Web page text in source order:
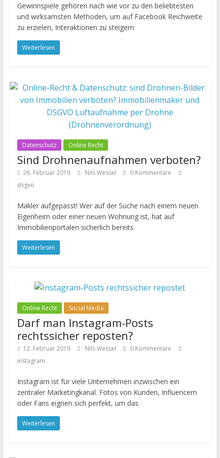
Gewinnspiele gehören nach wie vor zu den beliebtesten
und wirksamsten Methoden, um auf Facebook Reichweite
zu erzielen, Interaktionen zu steigern
Weiterlesen
Datenschutz Online Recht
Sind Drohnenaufnahmen verboten?
26. Februar 2019 Nils Wessel
0 Kommentare
dsgvo
Makler aufgepasst! Wer auf der Suche nach einem neuen
Eigenheim oder einer neuen Wohnung ist, hat auf
Immobilienportalen sicherlich bereits
Weiterlesen
Online Recht Social Media
Darf man Instagram-Posts
rechtssicher reposten?
12. Februar 2019 Nils Wessel
0 Kommentare
instagram
Instagram ist für viele Unternehmen inzwischen ein
zentraler Marketingkanal. Fotos von Kunden, Influencern
oder Fans eignen sich perfekt, um das
Weiterlesen